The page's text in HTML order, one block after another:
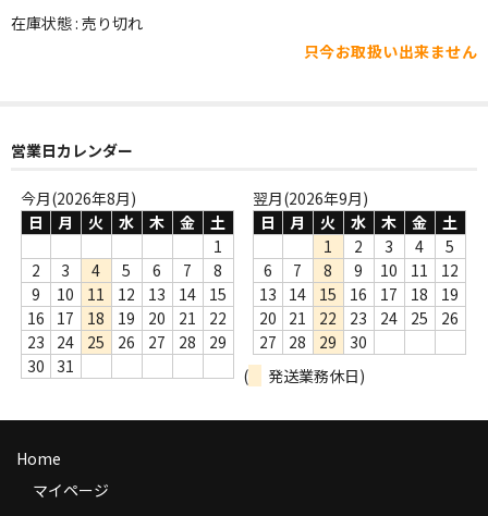
Webのみ no.4
売り切れ
Help
送料
お支払い方法
返品
在庫状態 : 売り切れ
只今お取扱い出来ません
営業日カレンダー
今月(2026年8月)
日
月 火 水 木 金
土
1
2
3 4 5 6 7
8
9
10 11 12 13 14
15
16
17 18 19 20 21
22
23
24 25 26 27 28
29
30
31
翌月(2026年9月)
日
月 火 水 木 金
土
1
2 3 4
5
6
7 8 9 10 11
12
13
14 15 16 17 18
19
20
21 22 23 24 25
26
27
28 29
30
(
発送業務休日)
Home
マイページ